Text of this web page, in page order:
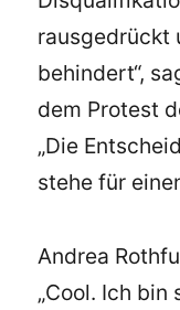
rausgedrückt
behindert“,
dem Protest
„Die
stehe für
Andrea
„Cool. Ich bin